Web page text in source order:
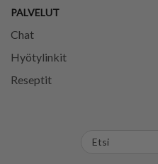
PALVELUT
Chat
Hyötylinkit
Reseptit